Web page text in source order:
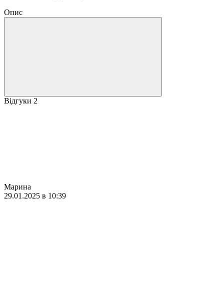
Опис
Відгуки 2
Марина
29.01.2025 в 10:39